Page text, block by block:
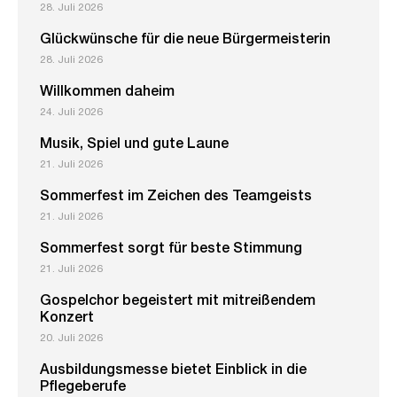
28. Juli 2026
Glückwünsche für die neue Bürgermeisterin
28. Juli 2026
Willkommen daheim
24. Juli 2026
Musik, Spiel und gute Laune
21. Juli 2026
Sommerfest im Zeichen des Teamgeists
21. Juli 2026
Sommerfest sorgt für beste Stimmung
21. Juli 2026
Gospelchor begeistert mit mitreißendem
Konzert
20. Juli 2026
Ausbildungsmesse bietet Einblick in die
Pflegeberufe